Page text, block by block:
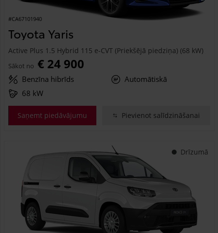
#CA67101940
Toyota Yaris
Active Plus 1.5 Hybrid 115 e-CVT (Priekšējā piedziņa) (68 kW)
Sākot no € 24 900
Benzīna hibrīds
Automātiskā
68 kW
Saņemt piedāvājumu Pievienot salīdzināšanai
Drīzumā